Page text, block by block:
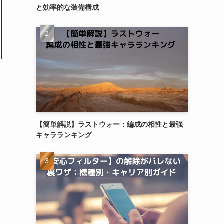
と効率的な装備構成
【簡単解説】ラストウォー：編成の相性と最強
キャラランキング